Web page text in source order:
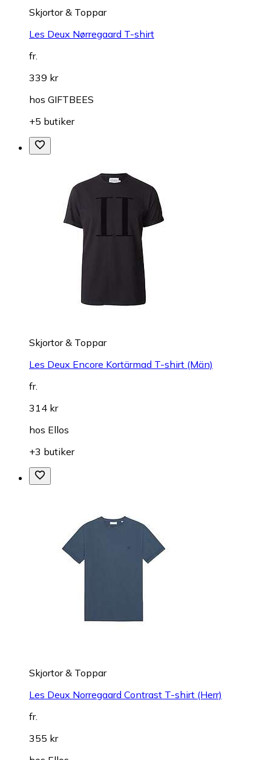
Skjortor & Toppar
Les Deux Nørregaard T-shirt
fr.
339 kr
hos GIFTBEES
+5 butiker
Skjortor & Toppar
Les Deux Encore Kortärmad T-shirt (Män)
fr.
314 kr
hos Ellos
+3 butiker
Skjortor & Toppar
Les Deux Norregaard Contrast T-shirt (Herr)
fr.
355 kr